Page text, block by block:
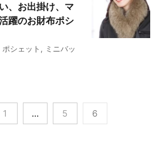
、お出掛け、マ
躍のお財布ポシ
ポシェット , ミニバッ
1 … 5 6